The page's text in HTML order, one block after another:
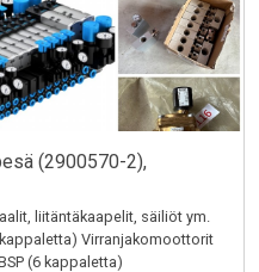
(2900570-2),
liitäntäkaapelit, säiliöt ym.
Virranjakomoottorit
(6 kappaletta)